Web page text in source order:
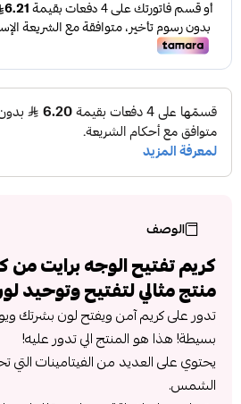
الوصف
كريم تفتيح الوجه برایت
منتج مثالي لتفتيح وتوحيد
تدور على كريم آمن ويفتح لون بشرتك
بسيطة! هذا هو المنتج الي تدور عليه!
يحتوي على العديد من الفيتامينات
الشمس.